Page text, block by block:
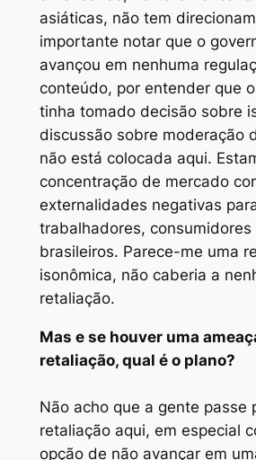
asiáticas, não tem
importante notar que o
avançou em nenhuma
conteúdo, por entender que
tinha tomado decisão sobre
discussão sobre moderação
não está colocada aqui.
concentração de mercado
externalidades negativas
trabalhadores, consumidores
brasileiros. Parece-me uma
isonômica, não caberia a
retaliação.
Mas e se houver uma
retaliação, qual é o plano?
Não acho que a gente passe
retaliação aqui, em especial
opção de não avançar em